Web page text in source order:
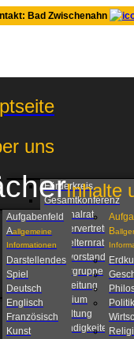
Bad Zwischenahn
uns
Förderkreis
Gesamtkonferenz
Personalrat
Schülervertretung
Schulelternrat
Schulvorstand
Steuergruppe
Schulleitung
Kollegium
Verwaltung
Zuständigkeiten am
Inhalte
Aufgabenfeld
Aallgemeine
Informationen
Darstellendes
Spiel
Deutsch
Englisch
Französisch
Kunst
B